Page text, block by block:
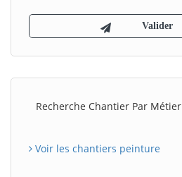
Recherche Chantier Par Métier
Voir les chantiers peinture